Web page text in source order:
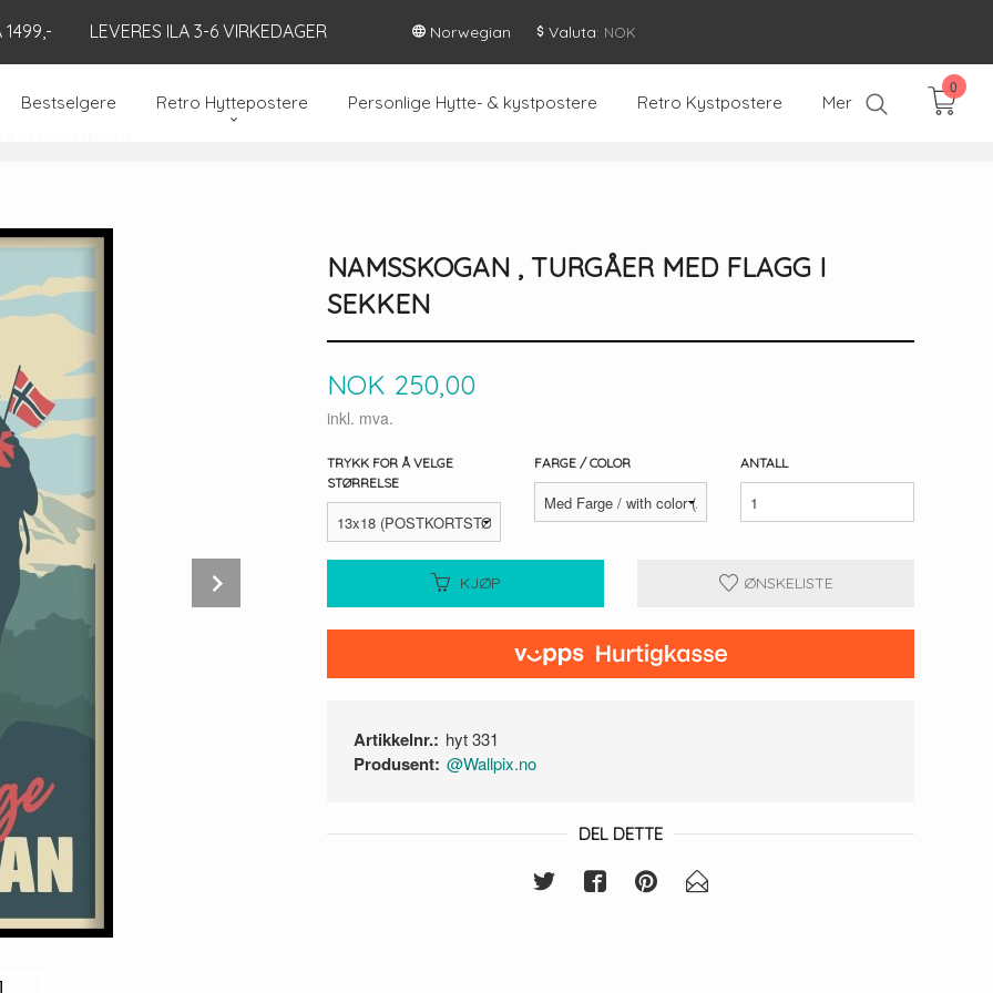
1499,- LEVERES ILA 3-6 VIRKEDAGER Norwegian Valuta: NOK
Bestselgere Retro Hyttepostere Personlige Hytte- & kystpostere Retro Kystpostere Mer
0
NAMSSKOGAN , TURGÅER MED FLAGG I
SEKKEN
Pris
NOK 250,00
inkl. mva.
TRYKK FOR Å VELGE
STØRRELSE
FARGE / COLOR ANTALL
KJØP ØNSKELISTE
Artikkelnr.: hyt 331
Produsent: @Wallpix.no
DEL DETTE